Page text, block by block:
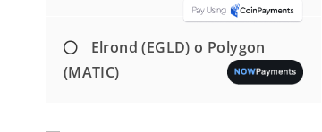
Elrond (EGLD) o Polygon
(MATIC)